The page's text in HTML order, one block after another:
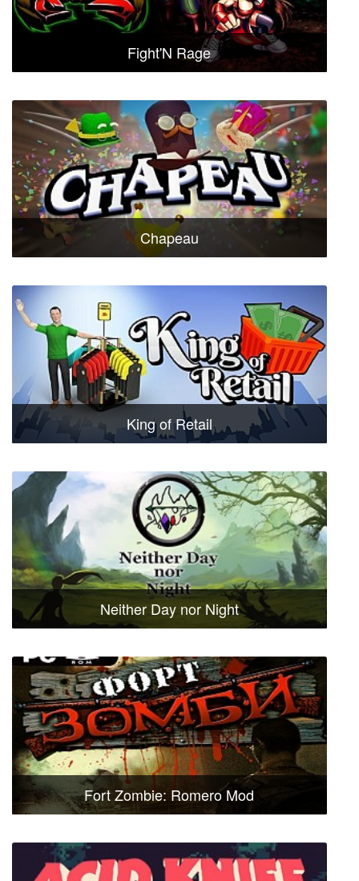
Fight'N Rage
Chapeau
King of Retail
Neither Day nor Night
Fort Zombie: Romero Mod